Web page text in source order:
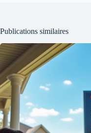
Publications similaires